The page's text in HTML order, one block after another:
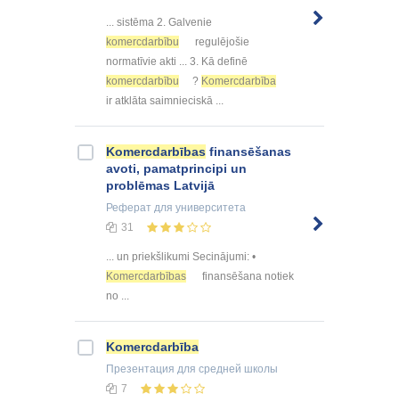
... sistēma 2. Galvenie
komercdarbību
regulējošie
normatīvie akti ... 3. Kā definē
komercdarbību
? Komercdarbība
ir atklāta saimnieciskā ...
Komercdarbības finansēšanas
avoti, pamatprincipi un
problēmas Latvijā
Реферат для университета
31
... un priekšlikumi Secinājumi: •
Komercdarbības
finansēšana notiek
no ...
Komercdarbība
Презентация для средней школы
7